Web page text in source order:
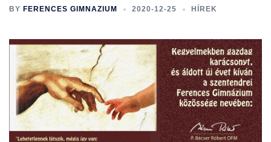
BY FERENCES GIMNAZIUM 2020-12-25 HÍREK